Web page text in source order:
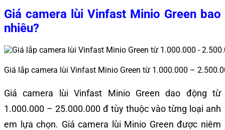
Giá camera lùi Vinfast Minio Green bao
nhiêu?
Giá lắp camera lùi Vinfast Minio Green từ 1.000.000 –
Giá camera lùi Vinfast Minio Green dao động từ
1.000.000 – 25.000.000 đ tùy thuộc vào từng loại anh
em lựa chọn. Giá camera lùi Minio Green được niêm